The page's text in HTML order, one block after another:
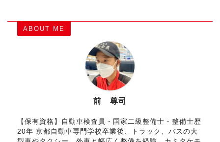
ABOUT ME
前 尊司
【保有資格】自動車検査員・国家二級整備士・整備士歴
20年 京都自動車専門学校卒業後、トラック、バスの大